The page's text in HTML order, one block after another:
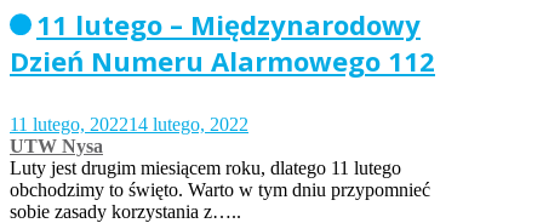
11 lutego – Międzynarodowy
Dzień Numeru Alarmowego 112
11 lutego, 202214 lutego, 2022
UTW Nysa
Luty jest drugim miesiącem roku, dlatego 11 lutego
obchodzimy to święto. Warto w tym dniu przypomnieć
sobie zasady korzystania z…..